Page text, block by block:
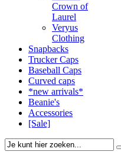
Crown of
Laurel
Veryus
Clothing
Snapbacks
Trucker Caps
Baseball Caps
Curved caps
*new arrivals*
Beanie's
Accessories
[Sale]